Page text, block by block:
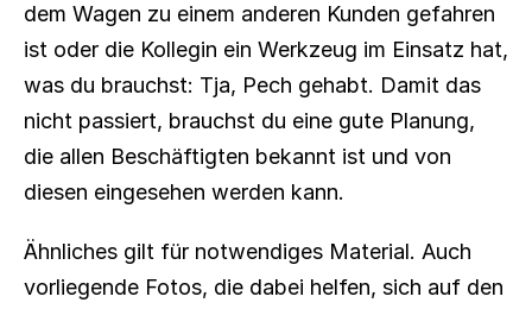
dem Wagen zu einem anderen Kunden gefahren
ist oder die Kollegin ein Werkzeug im Einsatz hat,
was du brauchst: Tja, Pech gehabt. Damit das
nicht passiert, brauchst du eine gute Planung,
die allen Beschäftigten bekannt ist und von
diesen eingesehen werden kann.
Ähnliches gilt für notwendiges Material. Auch
vorliegende Fotos, die dabei helfen, sich auf den